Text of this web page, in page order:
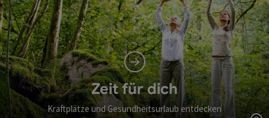
Zeit für dich
Kraftplätze und Gesundheitsurlaub entdecken